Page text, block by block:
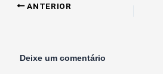
ANTERIOR
Deixe um comentário